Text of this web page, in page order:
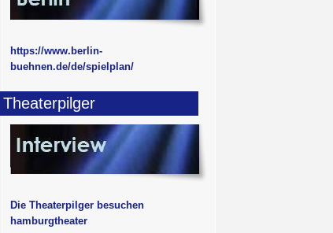
https://www.berlin-
buehnen.de/de/spielplan/
Theaterpilger
Die Theaterpilger besuchen
hamburgtheater